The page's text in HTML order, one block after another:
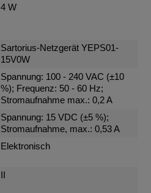
4 W
Sartorius-Netzgerät YEPS01-
15V0W
Spannung: 100 - 240 VAC (±10
%); Frequenz: 50 - 60 Hz;
Stromaufnahme max.: 0,2 A
Spannung: 15 VDC (±5 %);
Stromaufnahme, max.: 0,53 A
Elektronisch